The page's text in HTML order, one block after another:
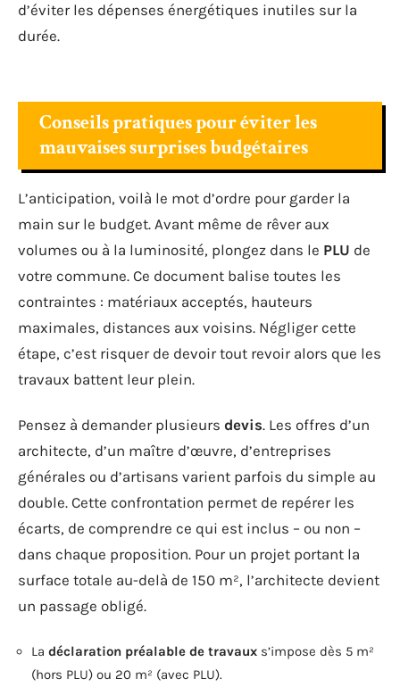
d’éviter les dépenses énergétiques inutiles sur la
durée.
Conseils pratiques pour éviter les
mauvaises surprises budgétaires
L’anticipation, voilà le mot d’ordre pour garder la
main sur le budget. Avant même de rêver aux
volumes ou à la luminosité, plongez dans le PLU de
votre commune. Ce document balise toutes les
contraintes : matériaux acceptés, hauteurs
maximales, distances aux voisins. Négliger cette
étape, c’est risquer de devoir tout revoir alors que les
travaux battent leur plein.
Pensez à demander plusieurs devis. Les offres d’un
architecte, d’un maître d’œuvre, d’entreprises
générales ou d’artisans varient parfois du simple au
double. Cette confrontation permet de repérer les
écarts, de comprendre ce qui est inclus – ou non –
dans chaque proposition. Pour un projet portant la
surface totale au-delà de 150 m², l’architecte devient
un passage obligé.
La déclaration préalable de travaux s’impose dès 5 m²
(hors PLU) ou 20 m² (avec PLU).